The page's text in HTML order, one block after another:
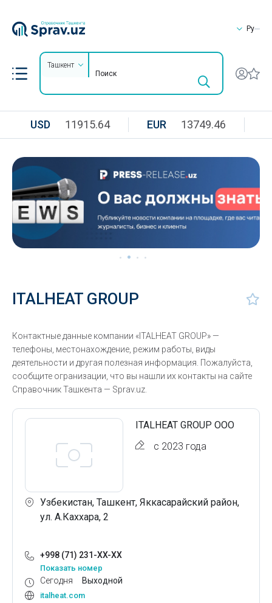
Ру
Ташкент
USD 11915.64 EUR 13749.46
ITALHEAT GROUP
Контактные данные компании «ITALHEAT GROUP» —
телефоны, местонахождение, режим работы, виды
деятельности и другая полезная информация. Пожалуйста,
сообщите огранизации, что вы нашли их контакты на сайте
Справочник Ташкента — Sprav.uz.
ITALHEAT GROUP ООО
с 2023 года
Узбекистан, Ташкент, Яккасарайский район,
ул. А.Каххара, 2
+998 (71) 231-XX-XX
Показать номер
Сегодня Выходной
italheat.com